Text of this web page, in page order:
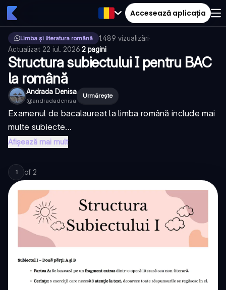
Accesează aplicația
Limba și literatura română 1.489 vizualizări·
Actualizat 22 iul. 2026·2 pagini
Structura subiectului I pentru BAC
la română
Andrada Denisa
@andradadenisa
Urmărește
Examenul de bacalaureat la limba română include mai
multe subiecte...
Afișează mai mult
1 of 2